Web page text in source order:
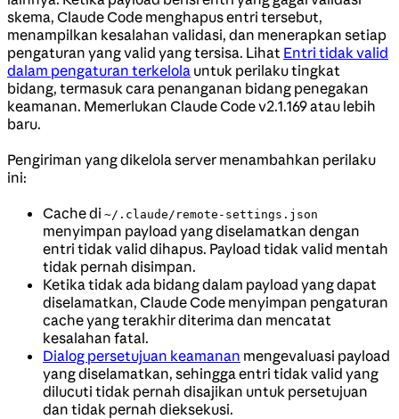
skema, Claude Code menghapus entri tersebut,
menampilkan kesalahan validasi, dan menerapkan setiap
pengaturan yang valid yang tersisa. Lihat Entri tidak valid
dalam pengaturan terkelola untuk perilaku tingkat
bidang, termasuk cara penanganan bidang penegakan
keamanan. Memerlukan Claude Code v2.1.169 atau lebih
baru.
Pengiriman yang dikelola server menambahkan perilaku
ini:
Cache di ~/.claude/remote-settings.json
menyimpan payload yang diselamatkan dengan
entri tidak valid dihapus. Payload tidak valid mentah
tidak pernah disimpan.
Ketika tidak ada bidang dalam payload yang dapat
diselamatkan, Claude Code menyimpan pengaturan
cache yang terakhir diterima dan mencatat
kesalahan fatal.
Dialog persetujuan keamanan mengevaluasi payload
yang diselamatkan, sehingga entri tidak valid yang
dilucuti tidak pernah disajikan untuk persetujuan
dan tidak pernah dieksekusi.